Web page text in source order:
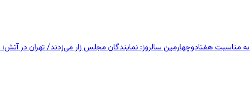
به مناسبت هفتادوچهارمین سالروز: نمایندگان مجلس زار می‌زدند/ تهران در آتش؛ ۳۰ تیر ۱۳۳۱ میدان بهارستان چه خبر بود؟